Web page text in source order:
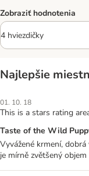
Zobraziť hodnotenia
Najlepšie
01. 10. 18
This is a stars rating
Taste of the Wild
Vyvážené krmení,
je mírně zvětšený